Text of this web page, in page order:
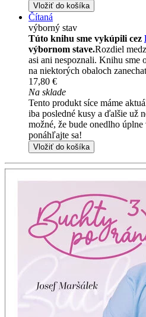
Vložiť do košíka
Čítaná
výborný stav
Túto knihu sme vykúpili cez
výbornom stave.Rozdiel
asi ani nespoznali. Knihu sme
na niektorých obaloch
17,80 €
Na sklade
Tento produkt síce máme
iba posledné kusy a ďalšie už
možné, že bude onedlho
ponáhľajte sa!
Vložiť do košíka